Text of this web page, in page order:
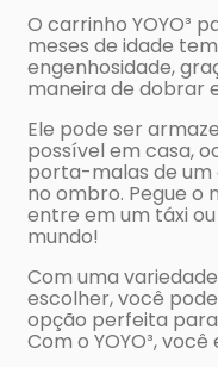
O carrinho YOYO³
meses de idade
engenhosidade,
maneira de dobrar
Ele pode ser
possível em casa,
porta-malas de um
no ombro. Pegue o
entre em um táxi
mundo!
Com uma
escolher, você
opção perfeita para
Com o YOYO³,